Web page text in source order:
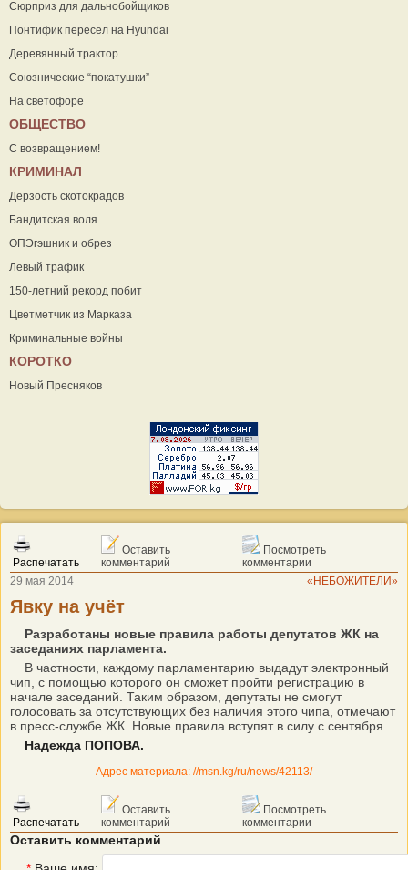
Сюрприз для дальнобойщиков
Понтифик пересел на Hyundai
Деревянный трактор
Союзнические “покатушки”
На светофоре
ОБЩЕСТВО
С возвращением!
КРИМИНАЛ
Дерзость скотокрадов
Бандитская воля
ОПЭгэшник и обрез
Левый трафик
150-летний рекорд побит
Цветметчик из Марказа
Криминальные войны
КОРОТКО
Новый Пресняков
Распечатать
Оставить
комментарий
Посмотреть
комментарии
29 мая 2014
«НЕБОЖИТЕЛИ»
Явку на учёт
Разработаны новые правила работы депутатов ЖК на
заседаниях парламента.
В частности, каждому парламентарию выдадут электронный
чип, с помощью которого он сможет пройти регистрацию в
начале заседаний. Таким образом, депутаты не смогут
голосовать за отсутствующих без наличия этого чипа, отмечают
в пресс-службе ЖК. Новые правила вступят в силу с сентября.
Надежда ПОПОВА.
Адрес материала: //msn.kg/ru/news/42113/
Распечатать
Оставить
комментарий
Посмотреть
комментарии
Оставить комментарий